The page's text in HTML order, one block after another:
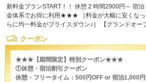
新料金プランSTART！！ 休憩 2 時間2900円
金体系でお得に利用★★★ ［料金が大幅に安くなっ
らに均一料金がプライスダウン♪］ 【グランドオー
クーポン
★★★【期間限定】特別クーポン★★★
①休憩・宿泊割引クーポン
休憩・フリータイム：500円OFF or 宿泊1,000